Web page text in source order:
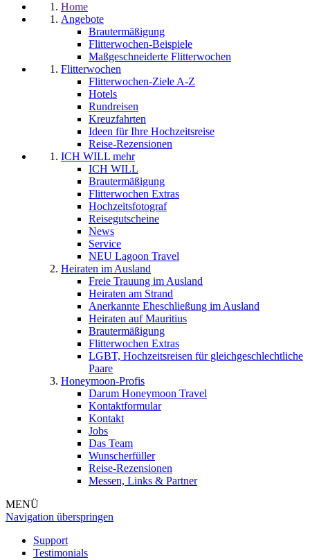
Home
Angebote
Brautermäßigung
Flitterwochen-Beispiele
Maßgeschneiderte Flitterwochen
Flitterwochen
Flitterwochen-Ziele A-Z
Hotels
Rundreisen
Kreuzfahrten
Ideen für Ihre Hochzeitsreise
Reise-Rezensionen
ICH WILL mehr
ICH WILL
Brautermäßigung
Flitterwochen Extras
Hochzeitsfotograf
Reisegutscheine
News
Service
NEU Lagoon Travel
Heiraten im Ausland
Freie Trauung im Ausland
Heiraten am Strand
Anerkannte Eheschließung im Ausland
Heiraten auf Mauritius
Brautermäßigung
Flitterwochen Extras
LGBT, Hochzeitsreisen für gleichgeschlechtliche
Paare
Honeymoon-Profis
Darum Honeymoon Travel
Kontaktformular
Kontakt
Jobs
Das Team
Wunscherfüller
Reise-Rezensionen
Messen, Links & Partner
MENÜ
Navigation überspringen
Support
Testimonials